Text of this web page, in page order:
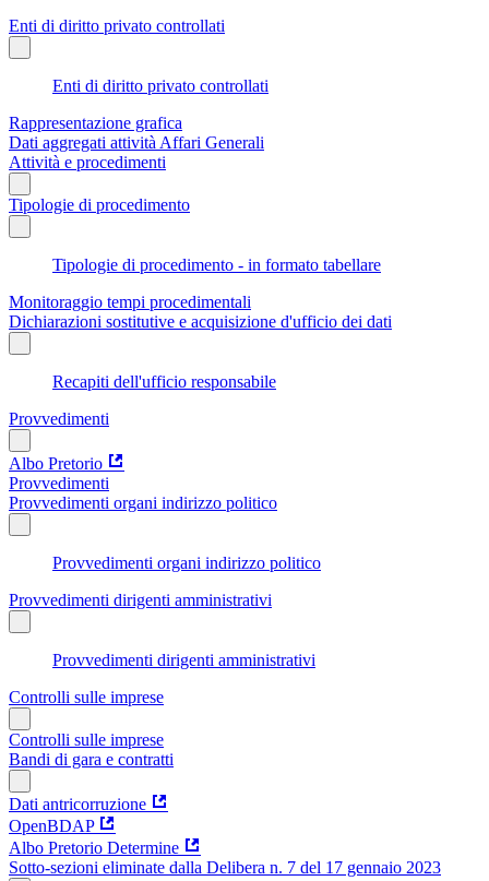
Enti di diritto privato controllati
Enti di diritto privato controllati
Rappresentazione grafica
Dati aggregati attività Affari Generali
Attività e procedimenti
Tipologie di procedimento
Tipologie di procedimento - in formato tabellare
Monitoraggio tempi procedimentali
Dichiarazioni sostitutive e acquisizione d'ufficio dei dati
Recapiti dell'ufficio responsabile
Provvedimenti
Albo Pretorio
Provvedimenti
Provvedimenti organi indirizzo politico
Provvedimenti organi indirizzo politico
Provvedimenti dirigenti amministrativi
Provvedimenti dirigenti amministrativi
Controlli sulle imprese
Controlli sulle imprese
Bandi di gara e contratti
Dati antricorruzione
OpenBDAP
Albo Pretorio Determine
Sotto-sezioni eliminate dalla Delibera n. 7 del 17 gennaio 2023